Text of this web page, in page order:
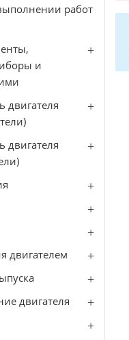
работ
и
двигателя
двигателя
двигателем
двигателя